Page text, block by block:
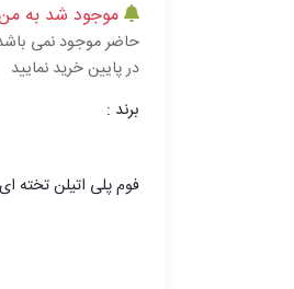
موجود شد به
حاضر موجود نمی
در پایین خرید نمایید
برند :
فوم پلی اتیلن تخته ای ۱۵میلیمتر×۱/۶متر×۲متر